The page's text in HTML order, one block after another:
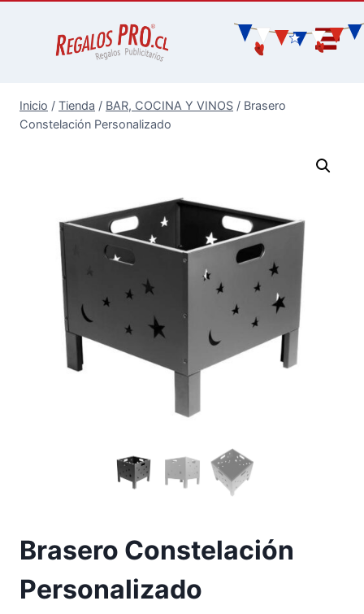
Inicio / Tienda / BAR, COCINA Y VINOS / Brasero
Constelación Personalizado
Brasero Constelación
Personalizado